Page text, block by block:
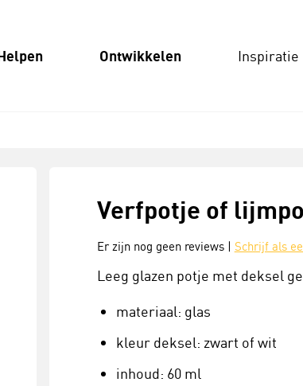
Ontwikkelen Inspiratie
Verfpotje of
Er zijn nog geen reviews | Schrijf als
Leeg glazen potje met deksel
materiaal: glas
kleur deksel: zwart of wit
inhoud: 60 ml